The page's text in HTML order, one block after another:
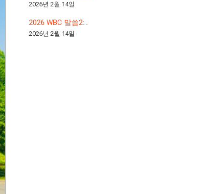
2026년 2월 14일
2026 WBC 말씀2:...
2026년 2월 14일